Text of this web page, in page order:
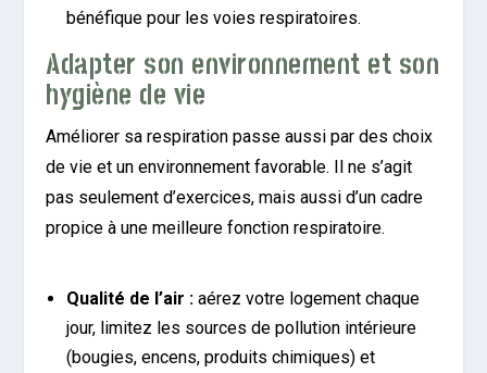
bénéfique pour les voies respiratoires.
Adapter son environnement et son
hygiène de vie
Améliorer sa respiration passe aussi par des choix
de vie et un environnement favorable. Il ne s’agit
pas seulement d’exercices, mais aussi d’un cadre
propice à une meilleure fonction respiratoire.
Qualité de l’air :aérez votre logement chaque
jour, limitez les sources de pollution intérieure
(bougies, encens, produits chimiques) et